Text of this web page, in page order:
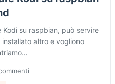
su raspbian, può servire
altro e vogliono